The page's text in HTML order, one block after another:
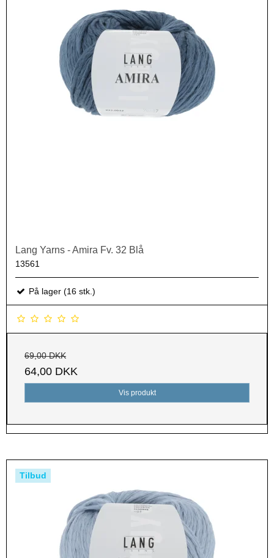
Lang Yarns - Amira Fv. 32 Blå
13561
På lager (16 stk.)
69,00 DKK
64,00 DKK
Vis produkt
Tilbud